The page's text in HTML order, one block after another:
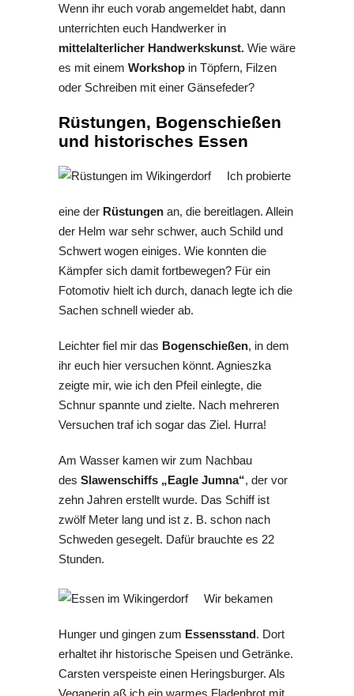
Wenn ihr euch vorab angemeldet habt, dann
unterrichten euch Handwerker in
mittelalterlicher Handwerkskunst. Wie wäre
es mit einem Workshop in Töpfern, Filzen
oder Schreiben mit einer Gänsefeder?
Rüstungen, Bogenschießen
und historisches Essen
Ich probierte
eine der Rüstungen an, die bereitlagen. Allein
der Helm war sehr schwer, auch Schild und
Schwert wogen einiges. Wie konnten die
Kämpfer sich damit fortbewegen? Für ein
Fotomotiv hielt ich durch, danach legte ich die
Sachen schnell wieder ab.
Leichter fiel mir das Bogenschießen, in dem
ihr euch hier versuchen könnt. Agnieszka
zeigte mir, wie ich den Pfeil einlegte, die
Schnur spannte und zielte. Nach mehreren
Versuchen traf ich sogar das Ziel. Hurra!
Am Wasser kamen wir zum Nachbau
des Slawenschiffs „Eagle Jumna“, der vor
zehn Jahren erstellt wurde. Das Schiff ist
zwölf Meter lang und ist z. B. schon nach
Schweden gesegelt. Dafür brauchte es 22
Stunden.
Wir bekamen
Hunger und gingen zum Essensstand. Dort
erhaltet ihr historische Speisen und Getränke.
Carsten verspeiste einen Heringsburger. Als
Veganerin aß ich ein warmes Fladenbrot mit